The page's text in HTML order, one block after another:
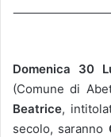
Domenica 30 L
(Comune di
Beatrice,
secolo, saranno